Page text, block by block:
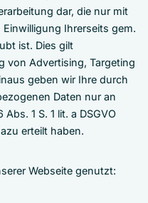
dar, die nur mit
Ihrerseits gem.
ist. Dies gilt
von Advertising, Targeting
geben wir Ihre durch
Daten nur an
1 S. 1 lit. a DSGVO
erteilt haben.
Webseite genutzt: